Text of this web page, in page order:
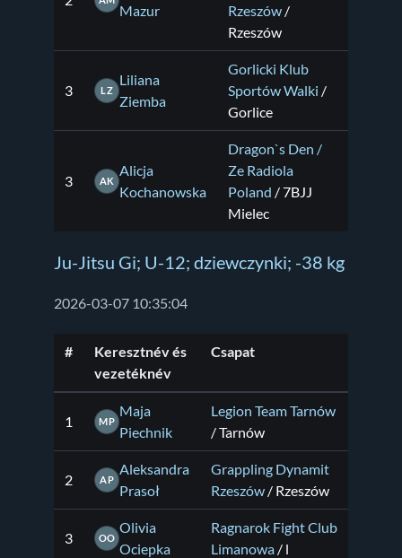
Mazur Rzeszów /
Rzeszów
3 LZ
Liliana
Ziemba
Gorlicki Klub
Sportów Walki /
Gorlice
3 AK
Alicja
Kochanowska
Dragon`s Den /
Ze Radiola
Poland / 7BJJ
Mielec
Ju-Jitsu Gi; U-12; dziewczynki; -38 kg
2026-03-07 10:35:04
#
Keresztnév és
vezetéknév
Csapat
1 MP
Maja
Piechnik
Legion Team Tarnów
/ Tarnów
2 AP
Aleksandra
Prasoł
Grappling Dynamit
Rzeszów / Rzeszów
3 OO
Olivia
Ociepka
Ragnarok Fight Club
Limanowa / l